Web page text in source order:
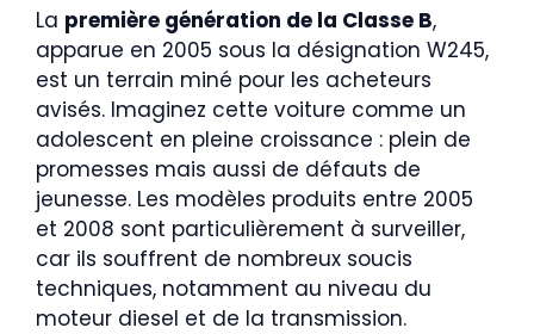
La première génération de la Classe B,
apparue en 2005 sous la désignation W245,
est un terrain miné pour les acheteurs
avisés. Imaginez cette voiture comme un
adolescent en pleine croissance : plein de
promesses mais aussi de défauts de
jeunesse. Les modèles produits entre 2005
et 2008 sont particulièrement à surveiller,
car ils souffrent de nombreux soucis
techniques, notamment au niveau du
moteur diesel et de la transmission.